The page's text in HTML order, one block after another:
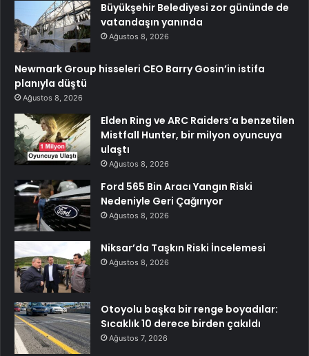
Büyükşehir Belediyesi zor gününde de
vatandaşın yanında
Ağustos 8, 2026
Newmark Group hisseleri CEO Barry Gosin’in istifa
planıyla düştü
Ağustos 8, 2026
Elden Ring ve ARC Raiders’a benzetilen
Mistfall Hunter, bir milyon oyuncuya
ulaştı
Ağustos 8, 2026
Ford 565 Bin Aracı Yangın Riski
Nedeniyle Geri Çağırıyor
Ağustos 8, 2026
Niksar’da Taşkın Riski İncelemesi
Ağustos 8, 2026
Otoyolu başka bir renge boyadılar:
Sıcaklık 10 derece birden çakıldı
Ağustos 7, 2026